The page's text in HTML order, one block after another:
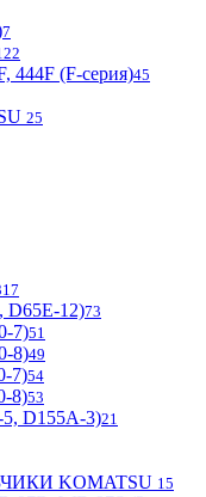
7
444F (F-серия)45
25
D65E-12)73
7)51
8)49
7)54
8)53
D155A-3)21
KOMATSU 15